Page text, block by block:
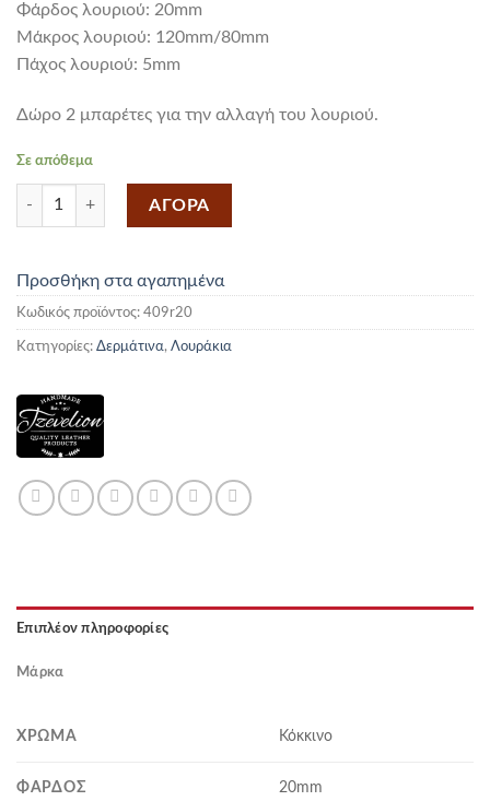
Φάρδος λουριού: 20mm
Mάκρος λουριού: 120mm/80mm
Πάχος λουριού: 5mm
Δώρο 2 μπαρέτες για την αλλαγή του λουριού.
Σε απόθεμα
Δερμάτινο Λουράκι Κόκκινο Κροκό 20mm ποσότητα
ΑΓΟΡΑ
Προσθήκη στα αγαπημένα
Κωδικός προϊόντος: 409r20
Κατηγορίες: Δερμάτινα, Λουράκια
Επιπλέον πληροφορίες
Μάρκα
ΧΡΏΜΑ Κόκκινο
ΦΆΡΔΟΣ 20mm